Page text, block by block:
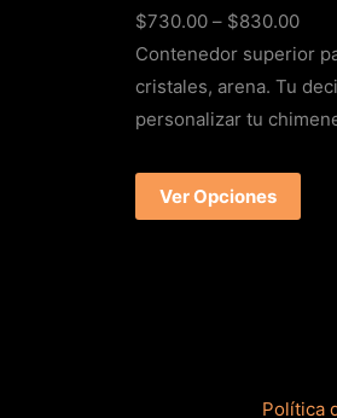
$730.00 – $830.00
Contenedor superior
cristales, arena. Tu
personalizar tu
Ver Opciones
Política